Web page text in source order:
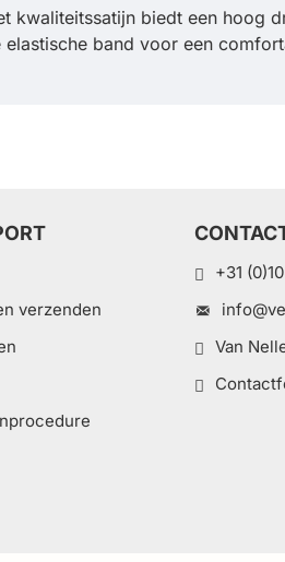
kwaliteitssatijn biedt een hoog
band voor een
verzenden
+31
Van